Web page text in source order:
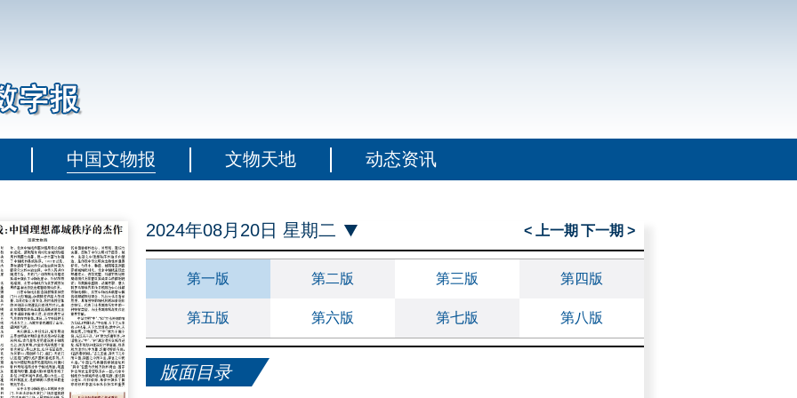
中国文物报 文物天地 动态资讯
2024年08月20日 星期二 < 上一期 下一期 >
第一版 第二版 第三版 第四版
第五版 第六版 第七版 第八版
版面目录